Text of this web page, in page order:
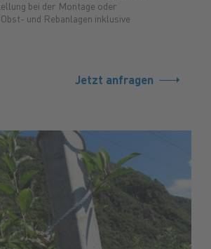
bei der Montage oder
und Rebanlagen inklusive
Jetzt anfragen